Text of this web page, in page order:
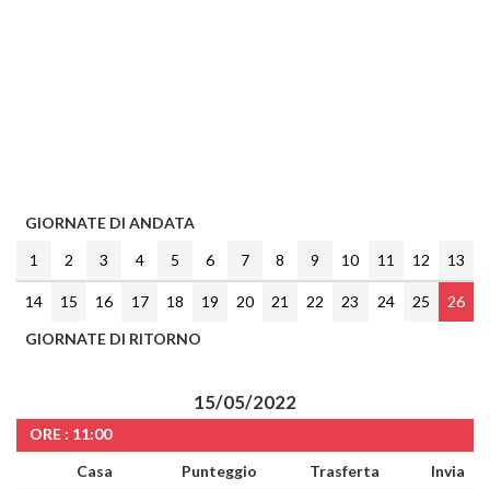
GIORNATE DI ANDATA
1
2 3 4 5 6 7 8 9 10 11 12 13
14 15 16 17 18 19 20 21 22 23 24 25
26
GIORNATE DI RITORNO
15/05/2022
ORE : 11:00
Casa
Punteggio Trasferta Invia